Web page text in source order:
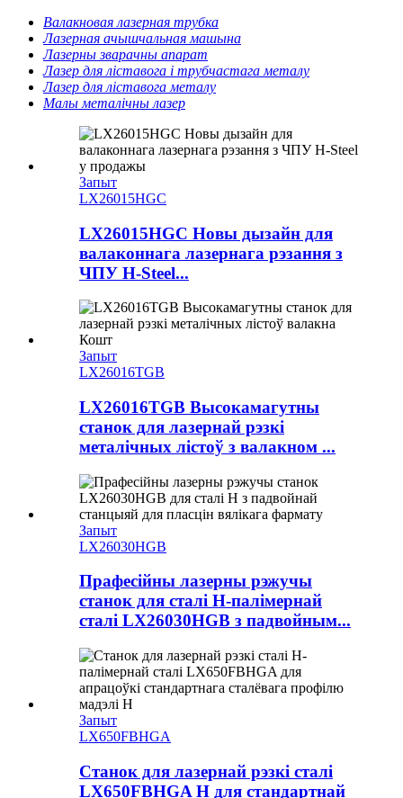
Валакновая лазерная трубка
Лазерная ачышчальная машына
Лазерны зварачны апарат
Лазер для ліставога і трубчастага металу
Лазер для ліставога металу
Малы металічны лазер
Запыт
LX26015HGC
LX26015HGC Новы дызайн для
валаконнага лазернага рэзання з
ЧПУ H-Steel...
Запыт
LX26016TGB
LX26016TGB Высокамагутны
станок для лазернай рэзкі
металічных лістоў з валакном ...
Запыт
LX26030HGB
Прафесійны лазерны рэжучы
станок для сталі H-палімернай
сталі LX26030HGB з падвойным...
Запыт
LX650FBHGA
Станок для лазернай рэзкі сталі
LX650FBHGA H для стандартнай